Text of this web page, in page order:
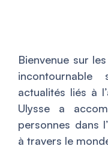
Bienvenue sur
actualités liés à
Ulysse a
personnes dans
à travers le